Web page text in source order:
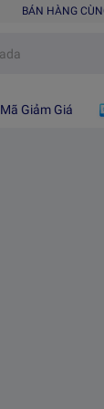
BÁN HÀNG
Mã Giảm Giá